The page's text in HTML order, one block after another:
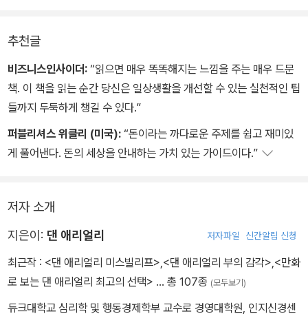
추천글
비즈니스인사이더: “읽으면 매우 똑똑해지는 느낌을 주는 매우 드문
책. 이 책을 읽는 순간 당신은 일상생활을 개선할 수 있는 실천적인 팁
들까지 두둑하게 챙길 수 있다.”
퍼블리셔스 위클리 (미국): “돈이라는 까다로운 주제를 쉽고 재미있
게 풀어낸다. 돈의 세상을 안내하는 가치 있는 가이드이다.”
저자 소개
지은이: 댄 애리얼리 저자파일 신간알림 신청
최근작 : <댄 애리얼리 미스빌리프> <댄 애리얼리 부의 감각> <만화
로 보는 댄 애리얼리 최고의 선택> … 총 107종 (모두보기)
듀크대학교 심리학 및 행동경제학부 교수로 경영대학원, 인지신경센